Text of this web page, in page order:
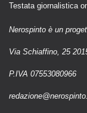
Testata giornalistica
Nerospinto è un
Via Schiaffino, 25
P.IVA 07553080966